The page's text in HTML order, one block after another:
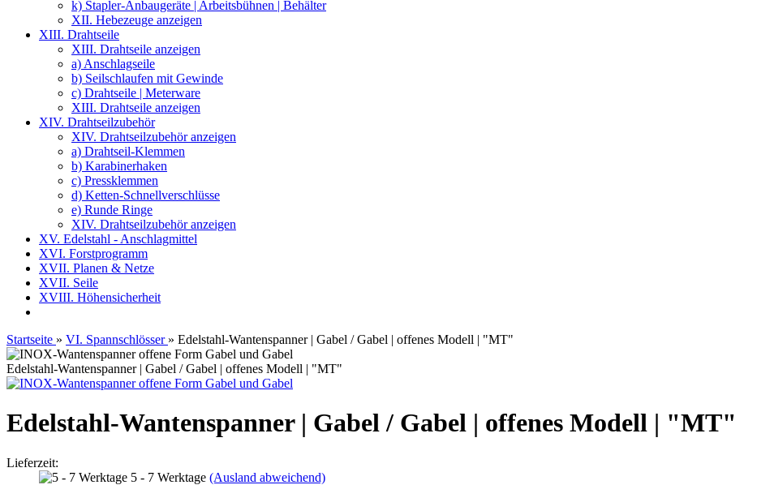
k) Stapler-Anbaugeräte | Arbeitsbühnen | Behälter
XII. Hebezeuge anzeigen
XIII. Drahtseile
XIII. Drahtseile anzeigen
a) Anschlagseile
b) Seilschlaufen mit Gewinde
c) Drahtseile | Meterware
XIII. Drahtseile anzeigen
XIV. Drahtseilzubehör
XIV. Drahtseilzubehör anzeigen
a) Drahtseil-Klemmen
b) Karabinerhaken
c) Pressklemmen
d) Ketten-Schnellverschlüsse
e) Runde Ringe
XIV. Drahtseilzubehör anzeigen
XV. Edelstahl - Anschlagmittel
XVI. Forstprogramm
XVII. Planen & Netze
XVII. Seile
XVIII. Höhensicherheit
Startseite » VI. Spannschlösser » Edelstahl-Wantenspanner | Gabel / Gabel | offenes Modell | "MT"
Edelstahl-Wantenspanner | Gabel / Gabel | offenes Modell | "MT"
Edelstahl-Wantenspanner | Gabel / Gabel | offenes Modell | "MT"
Lieferzeit:
5 - 7 Werktage (Ausland abweichend)